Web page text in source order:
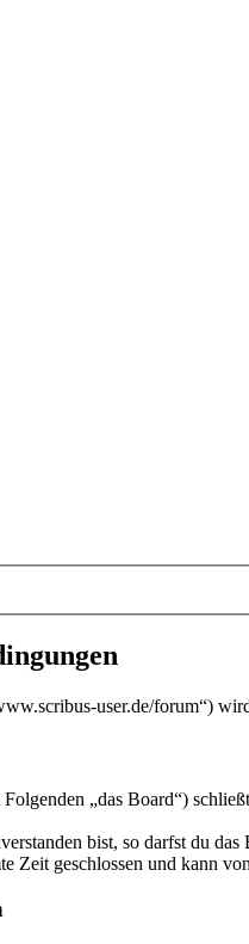
user.de/forum“)
„das Board“)
bist, so darfst du
Zeit geschlossen und kann